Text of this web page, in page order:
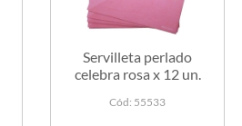
Servilleta perlado
celebra rosa x 12 un.
Cód: 55533